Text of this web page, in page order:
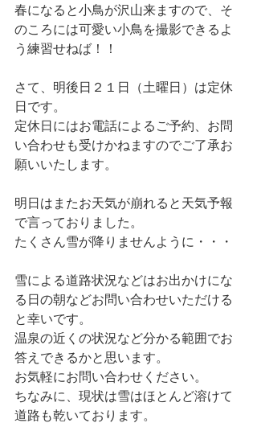
春になると小鳥が沢山来ますので、そ
のころには可愛い小鳥を撮影できるよ
う練習せねば！！
さて、明後日２１日（土曜日）は定休
日です。
定休日にはお電話によるご予約、お問
い合わせも受けかねますのでご了承お
願いいたします。
明日はまたお天気が崩れると天気予報
で言っておりました。
たくさん雪が降りませんように・・・
雪による道路状況などはお出かけにな
る日の朝などお問い合わせいただける
と幸いです。
温泉の近くの状況など分かる範囲でお
答えできるかと思います。
お気軽にお問い合わせください。
ちなみに、現状は雪はほとんど溶けて
道路も乾いております。